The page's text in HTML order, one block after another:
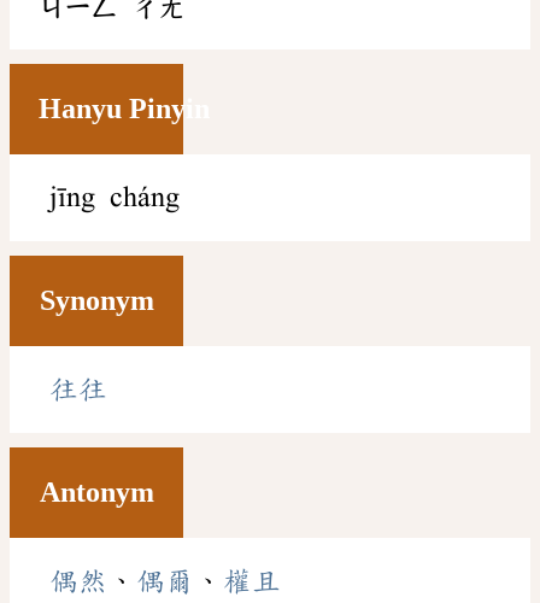
ㄐㄧㄥ ㄔㄤ
Hanyu Pinyin
jīng cháng
Synonym
往往
Antonym
偶然 、 偶爾 、 權且